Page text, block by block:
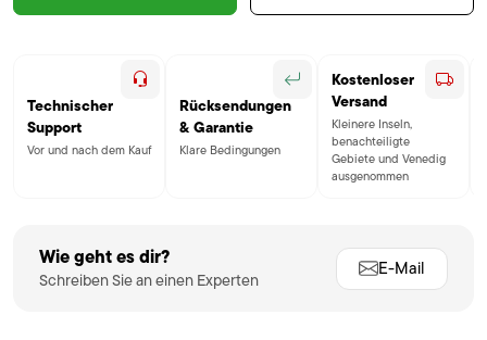
Technischer
Support
Vor und nach dem Kauf
Rücksendungen
& Garantie
Klare Bedingungen
Kostenloser
Versand
Kleinere Inseln,
benachteiligte
Gebiete und Venedig
ausgenommen
Wie geht es dir?
Schreiben Sie an einen Experten
E-Mail